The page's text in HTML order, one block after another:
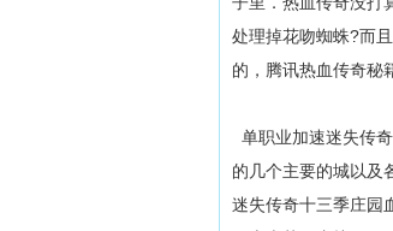
处理掉花吻蜘蛛?而
的，腾讯热血传奇
单职业加速迷失传
的几个主要的城以
迷失传奇十三季庄园